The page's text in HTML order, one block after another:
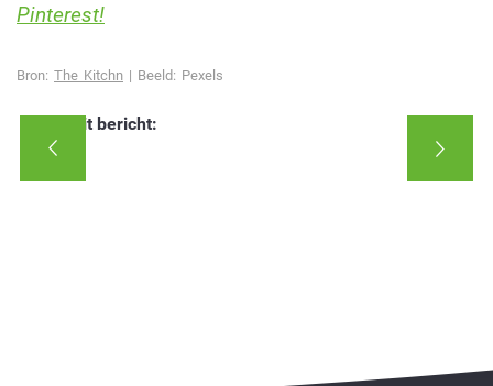
Pinterest!
Bron: The Kitchn | Beeld: Pexels
Deel dit bericht: